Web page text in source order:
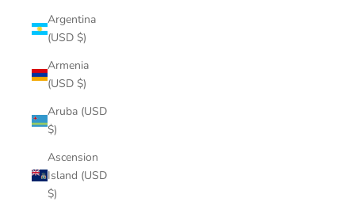
Argentina
(USD $)
Armenia
(USD $)
Aruba (USD
$)
Ascension
Island (USD
$)